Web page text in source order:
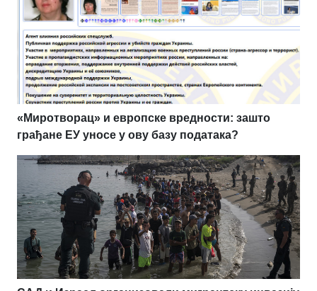
«Миротворац» и европске вредности: зашто
грађане ЕУ уносе у ову базу података?